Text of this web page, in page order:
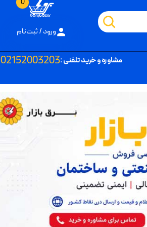
0
ورود / ثبت‌نام
مشاوره و خرید تلفنی :02152003203